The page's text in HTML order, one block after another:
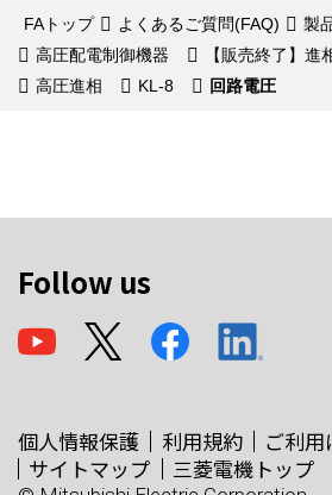
FAトップ よくあるご質問(FAQ)
製
高圧配電制御機器
【販売終了】進
高圧進相
KL-8 回路電圧
Follow us
個人情報保護 利用規約
ご利用
サイトマップ
三菱電機トップ